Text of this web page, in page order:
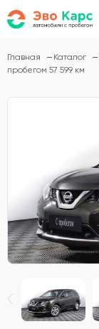
Главная Каталог
пробегом 57 599 км